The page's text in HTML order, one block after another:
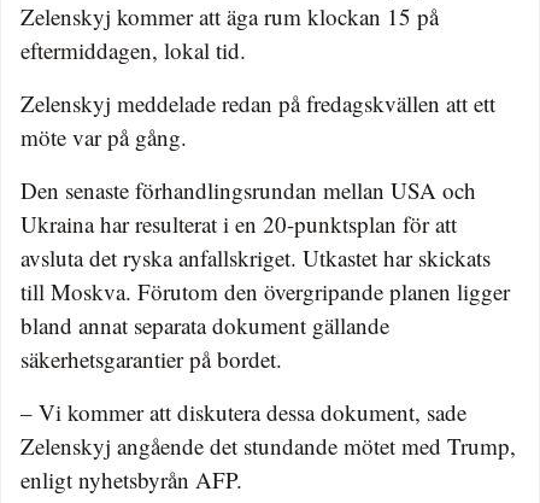
Zelenskyj kommer att äga rum klockan 15 på
eftermiddagen, lokal tid.
Zelenskyj meddelade redan på fredagskvällen att ett
möte var på gång.
Den senaste förhandlingsrundan mellan USA och
Ukraina har resulterat i en 20-punktsplan för att
avsluta det ryska anfallskriget. Utkastet har skickats
till Moskva. Förutom den övergripande planen ligger
bland annat separata dokument gällande
säkerhetsgarantier på bordet.
– Vi kommer att diskutera dessa dokument, sade
Zelenskyj angående det stundande mötet med Trump,
enligt nyhetsbyrån AFP.